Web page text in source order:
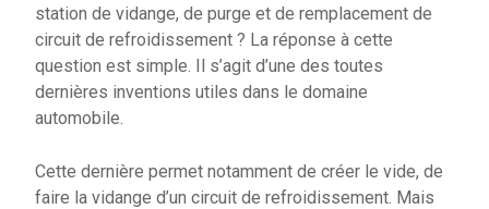
station de vidange, de purge et de remplacement de
circuit de refroidissement ? La réponse à cette
question est simple. Il s’agit d’une des toutes
dernières inventions utiles dans le domaine
automobile.
Cette dernière permet notamment de créer le vide, de
faire la vidange d’un circuit de refroidissement. Mais